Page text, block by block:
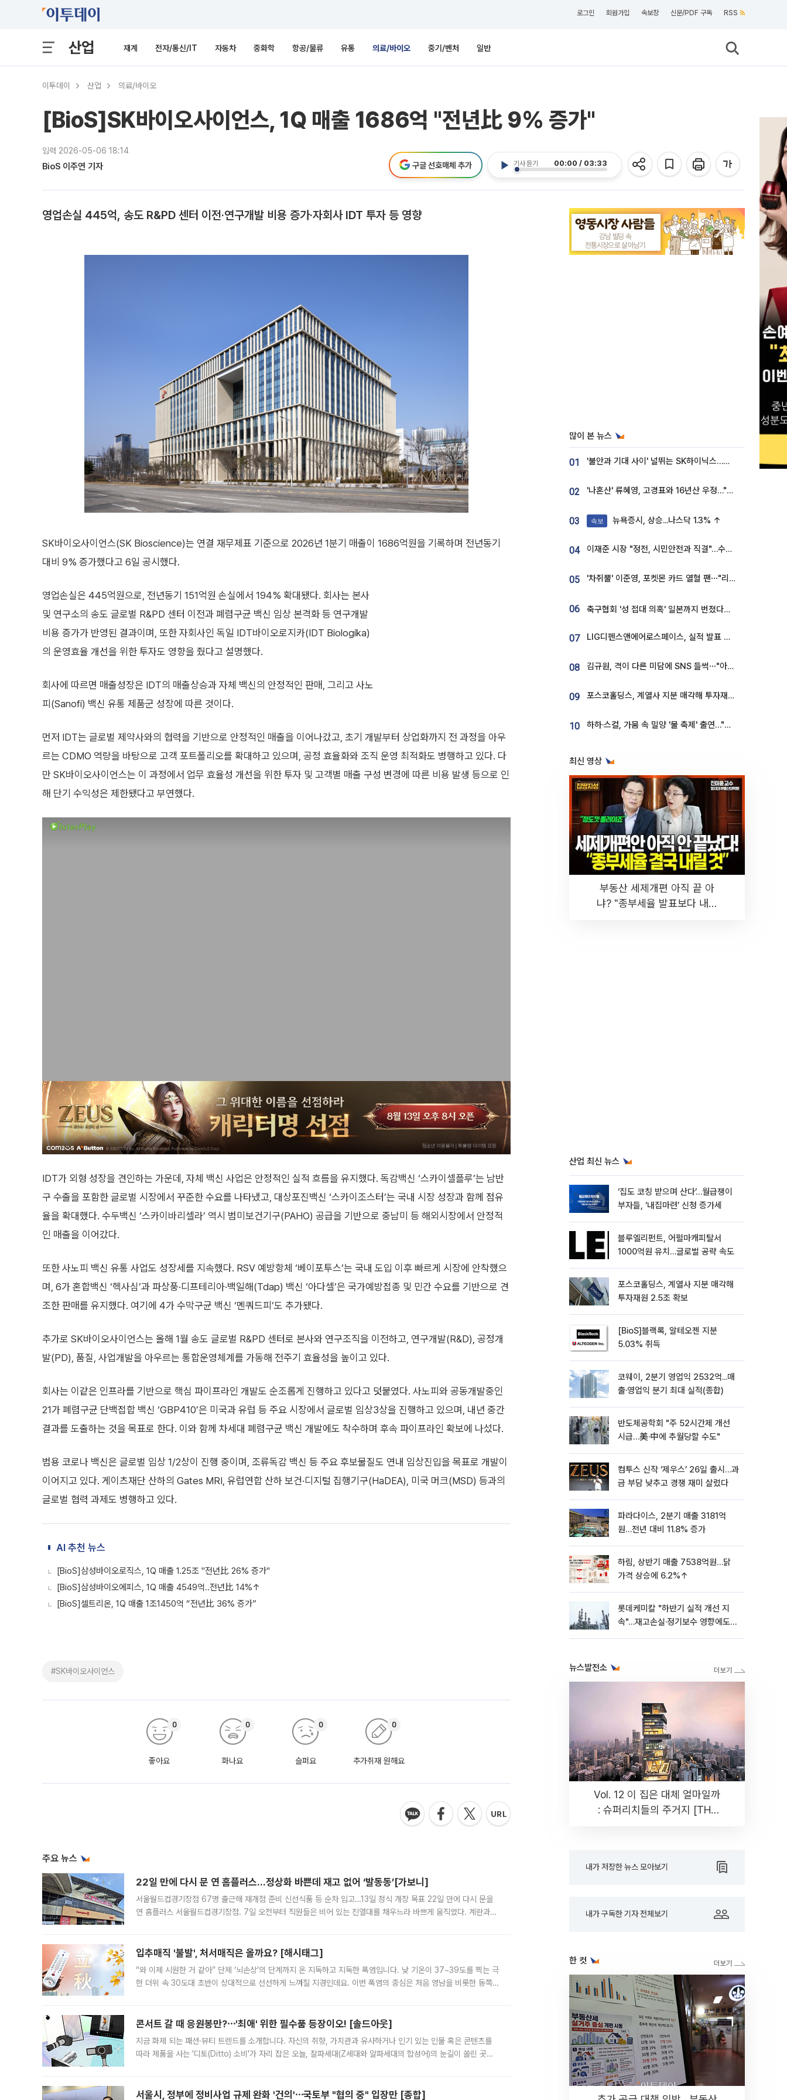
로그인 회원가입 속보창 신문/PDF 구독 RSS
산업 재계 전자/통신/IT 자동차 중화학 항공/물류 유통 의료/바이오 중기/벤처 일반
이투데이 산업 의료/바이오
[BioS]SK바이오사이언스, 1Q 매출 1686억 "전년比 9% 증가"
입력 2026-05-06 18:14
BioS 이주연 기자 기사 듣기 00:00 / 03:33
구글 선호매체 추가
영업손실 445억, 송도 R&PD 센터 이전·연구개발 비용 증가·자회사 IDT 투자 등 영향
SK바이오사이언스(SK Bioscience)는 연결 재무제표 기준으로 2026년 1분기 매출이 1686억원을 기록하며 전년동기
대비 9% 증가했다고 6일 공시했다.
영업손실은 445억원으로, 전년동기 151억원 손실에서 194% 확대됐다. 회사는 본사
및 연구소의 송도 글로벌 R&PD 센터 이전과 폐렴구균 백신 임상 본격화 등 연구개발
비용 증가가 반영된 결과이며, 또한 자회사인 독일 IDT바이오로지카(IDT Biologika)
의 운영효율 개선을 위한 투자도 영향을 줬다고 설명했다.
회사에 따르면 매출성장은 IDT의 매출상승과 자체 백신의 안정적인 판매, 그리고 사노
피(Sanofi) 백신 유통 제품군 성장에 따른 것이다.
먼저 IDT는 글로벌 제약사와의 협력을 기반으로 안정적인 매출을 이어나갔고, 초기 개발부터 상업화까지 전 과정을 아우
르는 CDMO 역량을 바탕으로 고객 포트폴리오를 확대하고 있으며, 공정 효율화와 조직 운영 최적화도 병행하고 있다. 다
만 SK바이오사이언스는 이 과정에서 업무 효율성 개선을 위한 투자 및 고객별 매출 구성 변경에 따른 비용 발생 등으로 인
해 단기 수익성은 제한됐다고 부연했다.
IDT가 외형 성장을 견인하는 가운데, 자체 백신 사업은 안정적인 실적 흐름을 유지했다. 독감백신 ‘스카이셀플루’는 남반
구 수출을 포함한 글로벌 시장에서 꾸준한 수요를 나타냈고, 대상포진백신 ‘스카이조스터’는 국내 시장 성장과 함께 점유
율을 확대했다. 수두백신 ‘스카이바리셀라’ 역시 범미보건기구(PAHO) 공급을 기반으로 중남미 등 해외시장에서 안정적
인 매출을 이어갔다.
또한 사노피 백신 유통 사업도 성장세를 지속했다. RSV 예방항체 ‘베이포투스’는 국내 도입 이후 빠르게 시장에 안착했으
며, 6가 혼합백신 ‘헥사심’과 파상풍·디프테리아·백일해(Tdap) 백신 ‘아다셀’은 국가예방접종 및 민간 수요를 기반으로 견
조한 판매를 유지했다. 여기에 4가 수막구균 백신 ‘멘쿼드피’도 추가됐다.
추가로 SK바이오사이언스는 올해 1월 송도 글로벌 R&PD 센터로 본사와 연구조직을 이전하고, 연구개발(R&D), 공정개
발(PD), 품질, 사업개발을 아우르는 통합운영체계를 가동해 전주기 효율성을 높이고 있다.
회사는 이같은 인프라를 기반으로 핵심 파이프라인 개발도 순조롭게 진행하고 있다고 덧붙였다. 사노피와 공동개발중인
21가 폐렴구균 단백접합 백신 ‘GBP410’은 미국과 유럽 등 주요 시장에서 글로벌 임상3상을 진행하고 있으며, 내년 중간
결과를 도출하는 것을 목표로 한다. 이와 함께 차세대 폐렴구균 백신 개발에도 착수하며 후속 파이프라인 확보에 나섰다.
범용 코로나 백신은 글로벌 임상 1/2상이 진행 중이며, 조류독감 백신 등 주요 후보물질도 연내 임상진입을 목표로 개발이
이어지고 있다. 게이츠재단 산하의 Gates MRI, 유럽연합 산하 보건·디지털 집행기구(HaDEA), 미국 머크(MSD) 등과의
글로벌 협력 과제도 병행하고 있다.
AI 추천 뉴스
[BioS]삼성바이오로직스, 1Q 매출 1.25조 "전년比 26% 증가"
[BioS]삼성바이오에피스, 1Q 매출 4549억..전년比 14%↑
[BioS]셀트리온, 1Q 매출 1조1450억 “전년比 36% 증가”
#SK바이오사이언스
좋아요
0
화나요
0
슬퍼요
0
추가취재 원해요
0
주요 뉴스
22일 만에 다시 문 연 홈플러스…정상화 바쁜데 재고 없어 ‘발동동’[가보니]
서울월드컵경기장점 67명 출근해 재개점 준비 신선식품 등 순차 입고…13일 정식 개장 목표 22일 만에 다시 문을
연 홈플러스 서울월드컵경기장점. 7일 오전부터 직원들은 비어 있는 진열대를 채우느라 바쁘게 움직였다. 계란과
입추매직 '불발', 처서매직은 올까요? [해시태그]
“와 이제 시원한 거 같아” 단체 ‘뇌손상’의 단계까지 온 지독하고 지독한 폭염입니다. 낮 기온이 37~39도를 찍는 극
한 더위 속 30도대 초반이 상대적으로 선선하게 느껴질 지경인데요. 이번 폭염의 중심은 처음 영남을 비롯한 동쪽
콘서트 갈 때 응원봉만?⋯'최애' 위한 필수품 등장이오! [솔드아웃]
지금 화제 되는 패션·뷰티 트렌드를 소개합니다. 자신의 취향, 가치관과 유사하거나 인기 있는 인물 혹은 콘텐츠를
따라 제품을 사는 '디토(Ditto) 소비'가 자리 잡은 오늘, 잘파세대(Z세대와 알파세대의 합성어)의 눈길이 쏠린 곳은
서울시, 정부에 정비사업 규제 완화 '건의'⋯국토부 "협의 중" 입장만 [종합]
많이 본 뉴스
01 '불안과 기대 사이' 널뛰는 SK하이닉스…증권가 "HBM4·LTA 기반 펀터멘털 견고"
02 '나혼산' 류혜영, 고경표와 16년산 우정…"자취방서 부모님과 마주쳐"
03 속보 뉴욕증시, 상승...나스닥 1.3% ↑
04 이재준 시장 "정전, 시민안전과 직결"…수원시 비상대응체계 가동
05 '차쥐뿔' 이준영, 포켓몬 카드 열혈 팬⋯"리셀러 처단할 것"
06 축구협회 '성 접대 의혹' 일본까지 번졌다…日 심판 실명 공개
07 LIG디펜스앤에어로스페이스, 실적 발표 후 급락→반등⋯증권가 “28년까지 튼튼”
08 김규원, 격이 다른 미담에 SNS 들썩⋯"아이 속옷 빨고 졸업식도 참석"
09 포스코홀딩스, 계열사 지분 매각해 투자재원 2.5조 확보
10 하하·스컬, 가뭄 속 밀양 '물 축제' 출연…"출연료 전액 기부"
최신 영상
부동산 세제개편 아직 끝 아
냐? "종부세율 발표보다 내릴
산업 최신 뉴스
‘집도 코칭 받으며 산다’…월급쟁이
부자들, ‘내집마련’ 신청 증가세
블루엘리펀트, 어펄마캐피탈서
1000억원 유치…글로벌 공략 속도
포스코홀딩스, 계열사 지분 매각해
투자재원 2.5조 확보
[BioS]블랙록, 알테오젠 지분
5.03% 취득
코웨이, 2분기 영업익 2532억...매
출·영업익 분기 최대 실적(종합)
반도체공학회 "주 52시간제 개선
시급…美·中에 추월당할 수도"
컴투스 신작 ‘제우스’ 26일 출시…과
금 부담 낮추고 경쟁 재미 살렸다
파라다이스, 2분기 매출 3181억
원…전년 대비 11.8% 증가
하림, 상반기 매출 7538억원…닭
가격 상승에 6.2%↑
롯데케미칼 "하반기 실적 개선 지
속"…재고손실·정기보수 영향에도
뉴스발전소
Vol. 12 이 집은 대체 얼마일까
: 슈퍼리치들의 주거지 [THE
내가 저장한 뉴스 모아보기
내가 구독한 기자 전체보기
한 컷